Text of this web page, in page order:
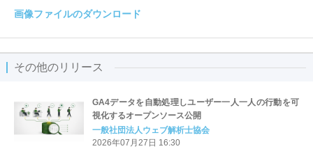
画像ファイルのダウンロード
その他のリリース
GA4データを自動処理しユーザー一人一人の行動を可
視化するオープンソース公開
一般社団法人ウェブ解析士協会
2026年07月27日 16:30